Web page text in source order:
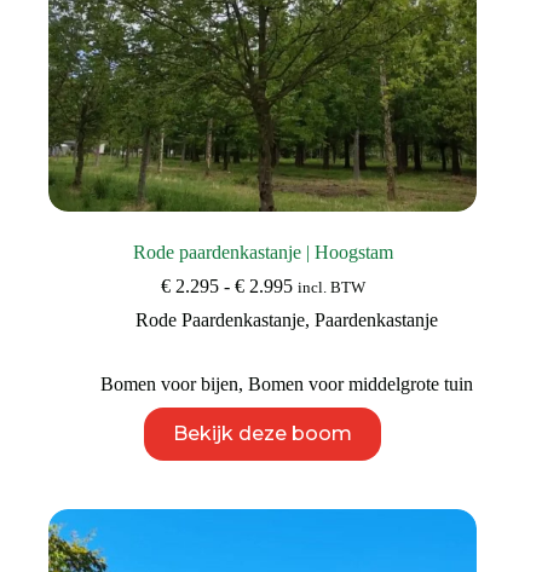
Rode paardenkastanje | Hoogstam
€2.295 - €2.995Prijsklasse:
tot
incl. BTW
Rode Paardenkastanje,Paardenkastanje
Bomen voor bijen,Bomen voor middelgrote tuin
Bekijk deze boom
product
heeft